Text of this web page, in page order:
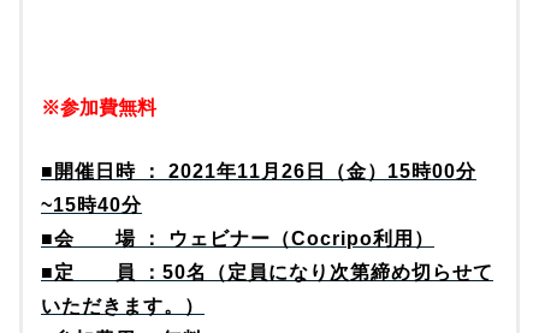
※参加費無料
■開催日時 ： 2021年11月26日（金）15時00分
~15時40分
■会 場 ： ウェビナー（Cocripo利用）
■定 員 ：50名（定員になり次第締め切らせて
いただきます。）